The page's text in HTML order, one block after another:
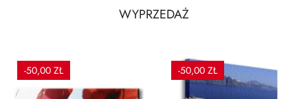
WYPRZEDAŻ
-50,00 ZŁ -50,00 ZŁ